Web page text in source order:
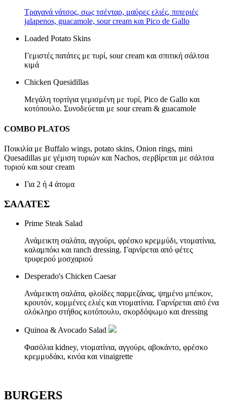
Τραγανά νάτσος, σως τσένταρ, μαύρες ελιές, πιπεριές
jalapenos, guacamole, sour cream και Pico de Gallo
Loaded Potato Skins
Γεμιστές πατάτες με τυρί, sour cream και σπιτική σάλτσα
κιμά
Chicken Quesidillas
Μεγάλη τορτίγια γεμισμένη με τυρί, Pico de Gallo και
κοτόπουλο. Συνοδεύεται με sour cream & guacamole
COMBO PLATOS
Ποικιλία με Buffalo wings, potato skins, Onion rings, mini
Quesadillas με γέμιση τυριών και Nachos, σερβίρεται με σάλτσα
τυριού και sour cream
Για 2 ή 4 άτομα
ΣΑΛΑΤΕΣ
Prime Steak Salad
Ανάμεικτη σαλάτα, αγγούρι, φρέσκο κρεμμύδι, ντοματίνια,
καλαμπόκι και ranch dressing. Γαρνίρεται από φέτες
τρυφερού μοσχαριού
Desperado's Chicken Caesar
Ανάμεικτη σαλάτα, φλοίδες παρμεζάνας, ψημένο μπέικον,
κρουτόν, κομμένες ελιές και ντοματίνια. Γαρνίρεται από ένα
ολόκληρο στήθος κοτόπουλυ, σκορδόψωμο και dressing
Quinoa & Avocado Salad
Φασόλια kidney, ντοματίνια, αγγούρι, αβοκάντο, φρέσκο
κρεμμυδάκι, κινόα και vinaigrette
BURGERS